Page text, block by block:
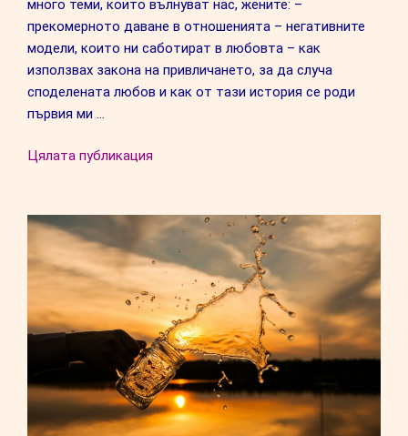
много теми, които вълнуват нас, жените: –
прекомерното даване в отношенията – негативните
модели, които ни саботират в любовта – как
използвах закона на привличането, за да случа
споделената любов и как от тази история се роди
първия ми …
Цялата публикация
Пловдив”